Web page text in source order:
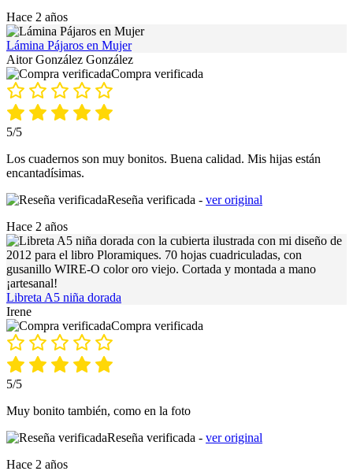
Hace 2 años
Lámina Pájaros en Mujer
Aitor González González
Compra verificada
5/5
Los cuadernos son muy bonitos. Buena calidad. Mis hijas están
encantadísimas.
Reseña verificada - ver original
Hace 2 años
Libreta A5 niña dorada
Irene
Compra verificada
5/5
Muy bonito también, como en la foto
Reseña verificada - ver original
Hace 2 años